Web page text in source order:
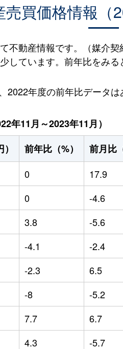
買価格情報（
不動産情報です。（媒介
ています。前年比をみる
年度の前年比データは
年11月～2023年11月）
前年比（%） 前月比
0 17.9
0 -4.6
3.8 -5.6
-4.1 -2.4
-2.3 6.5
-8 -5.2
7.7 6.7
4.3 -5.7